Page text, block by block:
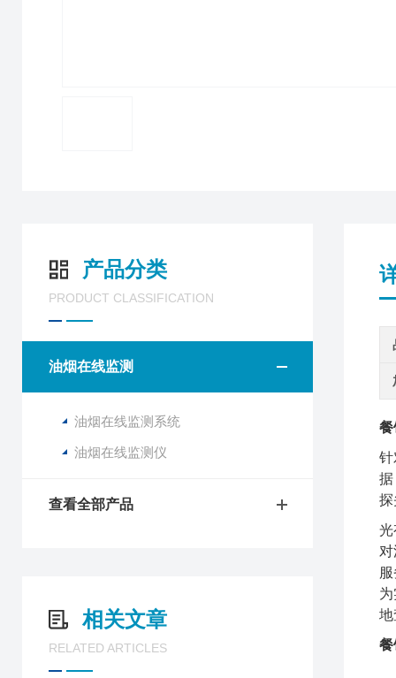
产品分类
PRODUCT CLASSIFICATION
油烟在线监测
油烟在线监测系统
油烟在线监测仪
查看全部产品
相关文章
RELATED ARTICLES
餐
针
据
探
光
地
餐